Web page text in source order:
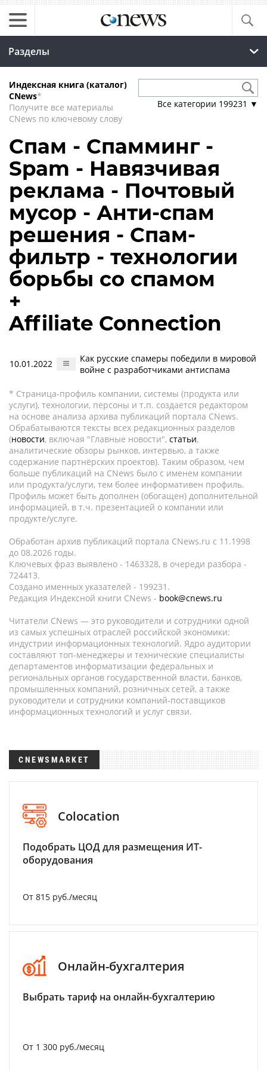
Разделы
Индексная книга (каталог)
CNews*
Получите все материалы
CNews по ключевому слову
Все категории 199231 ▼
Спам - Спамминг -
Spam - Навязчивая
реклама - Почтовый
мусор - Анти-спам
решения - Спам-
фильтр - технологии
борьбы со спамом
+
Affiliate Connection
10.01.2022
Как русские спамеры победили в мировой
войне с разработчиками антиспама
* Страница-профиль компании, системы (продукта или
услуги), технологии, персоны и т.п. создается редактором
на основе анализа архива публикаций портала CNews.
Обрабатываются тексты всех редакционных разделов
(новости, включая "Главные новости", статьи,
аналитические обзоры рынков, интервью, а также
содержание партнёрских проектов). Таким образом, чем
больше публикаций на CNews было с именем компании
или продукта/услуги, тем более информативен профиль.
Профиль может быть дополнен (обогащен) дополнительной
информацией, в т.ч. презентацией о компании или
продукте/услуге.
Обработан архив публикаций портала CNews.ru c 11.1998
до 08.2026 годы.
Ключевых фраз выявлено - 1463328, в очереди разбора -
724413.
Создано именных указателей - 199231.
Редакция Индексной книги CNews - book@cnews.ru
Читатели CNews — это руководители и сотрудники одной
из самых успешных отраслей российской экономики:
индустрии информационных технологий. Ядро аудитории
составляют топ-менеджеры и технические специалисты
департаментов информатизации федеральных и
региональных органов государственной власти, банков,
промышленных компаний, розничных сетей, а также
руководители и сотрудники компаний-поставщиков
информационных технологий и услуг связи.
CNEWSMARKET
Colocation
Подобрать ЦОД для размещения ИТ-
оборудования
От 815 руб./месяц
Онлайн-бухгалтерия
Выбрать тариф на онлайн-бухгалтерию
От 1 300 руб./месяц